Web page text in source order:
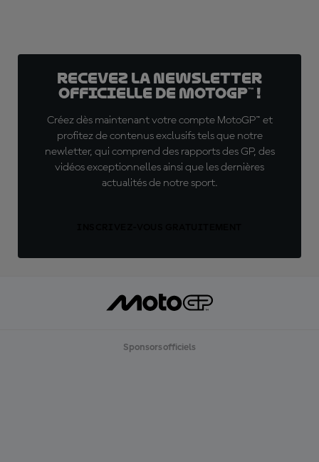
Recevez la Newsletter
officielle de MotoGP™ !
Créez dès maintenant votre compte MotoGP™ et
profitez de contenus exclusifs tels que notre
newletter, qui comprend des rapports des GP, des
vidéos exceptionnelles ainsi que les dernières
actualités de notre sport.
Sponsors officiels